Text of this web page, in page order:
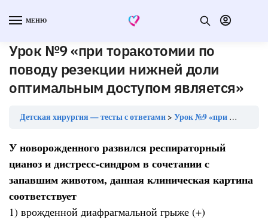
МЕНЮ
Урок №9 «при торакотомии по
поводу резекции нижней доли
оптимальным доступом является»
Детская хирургия — тесты с ответами Урок №9 «при торакотомии по поводу резекции нижней доли оптимальным доступом является»
У новорожденного развился респираторный
цианоз и дистресс-синдром в сочетании с
запавшим животом, данная клиническая картина
соответствует
1) врожденной диафрагмальной грыже (+)